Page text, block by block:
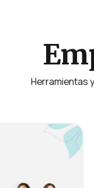
Herramientas